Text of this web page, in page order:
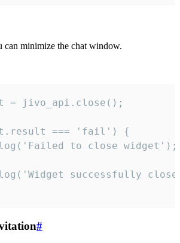
can minimize the chat window.
= jivo_api.close();
=== 'fail') {
to close widget');
successfully
#